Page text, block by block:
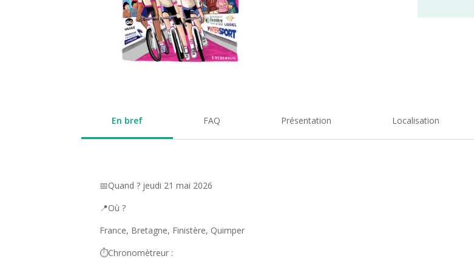
En bref FAQ Présentation Localisation
📅Quand ? jeudi 21 mai 2026
📍Où ?
France, Bretagne, Finistère, Quimper
⏱️Chronomètreur :